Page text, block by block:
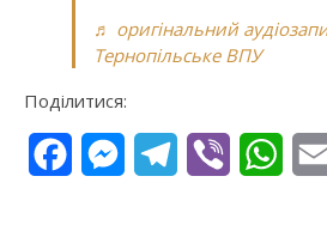
♬ оригінальний
Тернопільське ВПУ
Поділитися:
FacebookMessengerTelegram
Viber